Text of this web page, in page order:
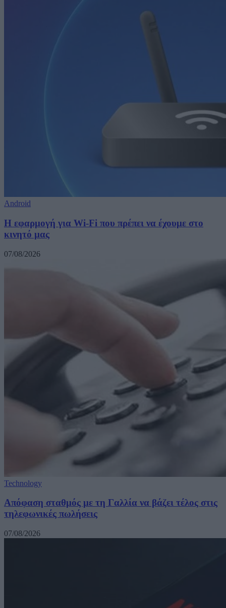
Android
Η εφαρμογή για Wi-Fi που πρέπει να έχουμε στο
κινητό μας
07/08/2026
Technology
Απόφαση σταθμός με τη Γαλλία να βάζει τέλος στις
τηλεφωνικές πωλήσεις
07/08/2026